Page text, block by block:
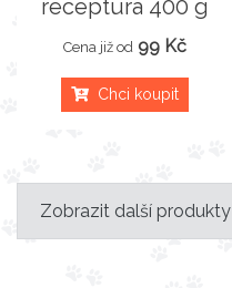
receptura 400 g
Cena již od 99 Kč
Chci koupit
Zobrazit další produkty